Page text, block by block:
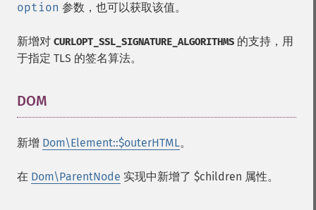
option 参数，也可以获取该值。
新增对 CURLOPT_SSL_SIGNATURE_ALGORITHMS 的支持，用
于指定 TLS 的签名算法。
DOM
新增 Dom\Element::$outerHTML。
在 Dom\ParentNode 实现中新增了 $children 属性。